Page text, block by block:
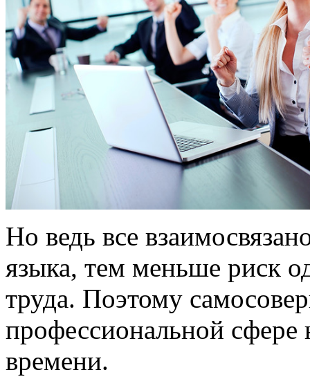
Но ведь все
языка, тем меньше риск
труда. Поэтому
профессиональной сфере
времени.